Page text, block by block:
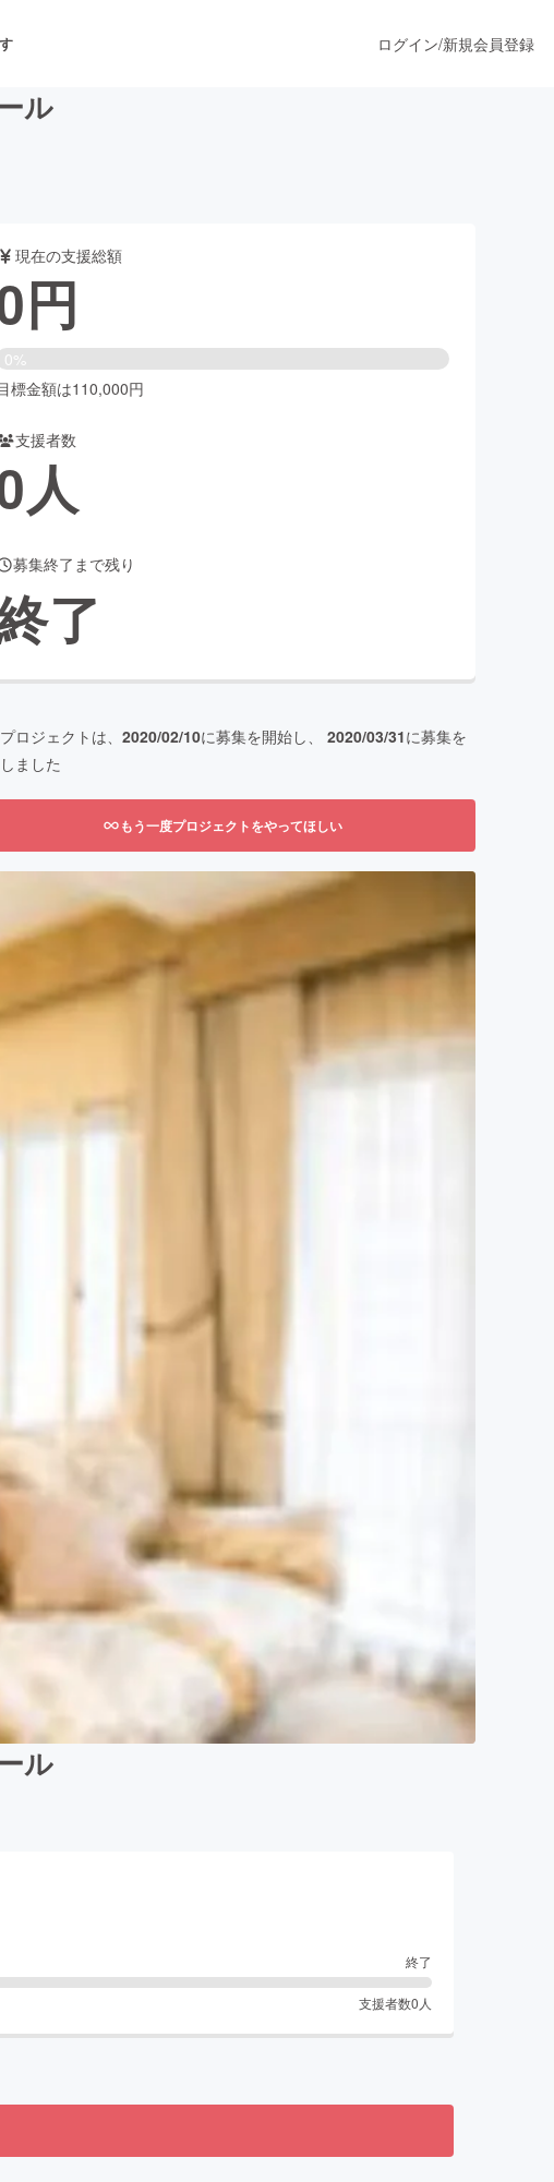
ンス
ルスケア
ログイン/新規会員登録
ル
現在の支援総額
円
0%
標金額は110,000円
支援者数
人
募集終了まで残り
了
ロジェクトは、 2020/02/10に募集を開始し、 2020/03/31に募集を
ました
もう一度プロジェクトをやってほしい
ル
終了
支援者数0 人